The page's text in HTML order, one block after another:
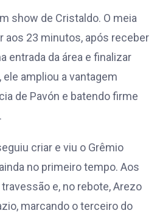
show de Cristaldo. O meia
aos 23 minutos, após receber
entrada da área e finalizar
ampliou a vantagem
de Pavón e batendo firme
criar e viu o Grêmio
no primeiro tempo. Aos
e, no rebote, Arezo
marcando o terceiro do